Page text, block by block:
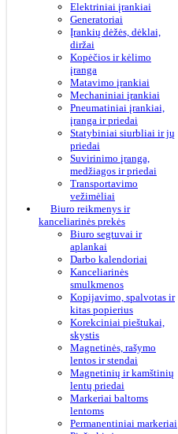
Elektriniai įrankiai
Generatoriai
Įrankių dėžės, dėklai,
diržai
Kopėčios ir kėlimo
įranga
Matavimo įrankiai
Mechaniniai įrankiai
Pneumatiniai įrankiai,
įranga ir priedai
Statybiniai siurbliai ir jų
priedai
Suvirinimo įranga,
medžiagos ir priedai
Transportavimo
vežimėliai
Biuro reikmenys ir
kanceliarinės prekės
Biuro segtuvai ir
aplankai
Darbo kalendoriai
Kanceliarinės
smulkmenos
Kopijavimo, spalvotas ir
kitas popierius
Korekciniai pieštukai,
skystis
Magnetinės, rašymo
lentos ir stendai
Magnetinių ir kamštinių
lentų priedai
Markeriai baltoms
lentoms
Permanentiniai markeriai